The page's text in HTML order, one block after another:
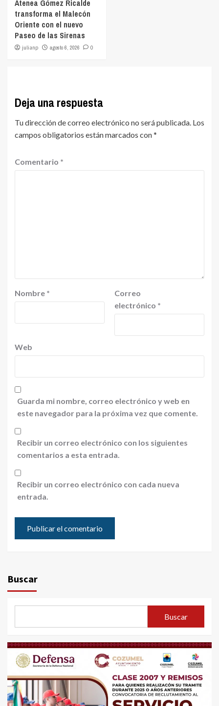
Atenea Gómez Ricalde
transforma el Malecón
Oriente con el nuevo
Paseo de las Sirenas
julianp agosto 6, 2026 0
Deja una respuesta
Tu dirección de correo electrónico no será publicada. Los
campos obligatorios están marcados con*
Comentario *
Nombre *
Correo
electrónico *
Web
Guarda mi nombre, correo electrónico y web en
este navegador para la próxima vez que comente.
Recibir un correo electrónico con los siguientes
comentarios a esta entrada.
Recibir un correo electrónico con cada nueva
entrada.
Buscar
Buscar